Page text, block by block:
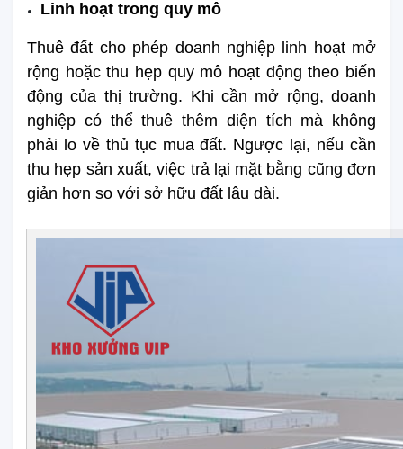
Linh hoạt trong quy mô
Thuê đất cho phép doanh nghiệp linh hoạt mở
rộng hoặc thu hẹp quy mô hoạt động theo biến
động của thị trường. Khi cần mở rộng, doanh
nghiệp có thể thuê thêm diện tích mà không
phải lo về thủ tục mua đất. Ngược lại, nếu cần
thu hẹp sản xuất, việc trả lại mặt bằng cũng đơn
giản hơn so với sở hữu đất lâu dài.